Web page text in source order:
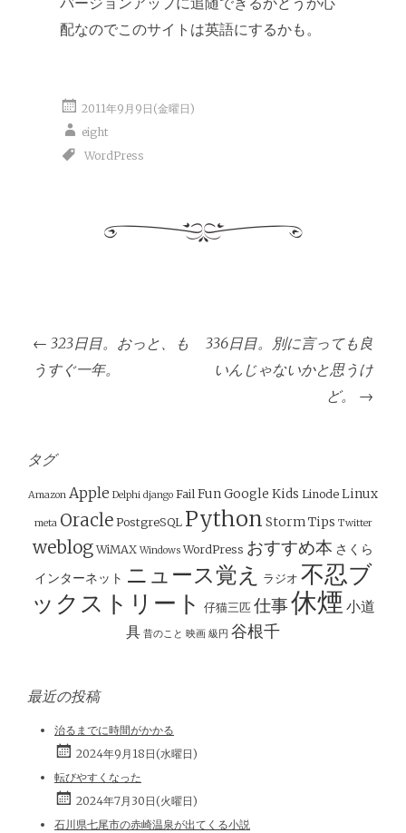
配なのでこのサイトは英語にするかも。
2011年9月9日(金曜日)
eight
WordPress
投
稿
ナ
ゲ
ー
シ
ョ
ン
← 323日目。おっと、も
うすぐ一年。
336日目。別に言っても良
いんじゃないかと思うけ
ど。 →
タグ
Amazon Apple Delphi django Fail FunGoogle Kids Linode Linux
meta Oracle PostgreSQL Python StormTips Twitter
weblog WiMAX Windows WordPress おすすめ本 さくら
インターネット ニュース覚え ラジオ 不忍ブ
ックストリート
仔猫三匹 仕事休煙 小道
具 昔のこと 映画 級円 谷根千
最近の投稿
治るまでに時間がかかる
2024年9月18日(水曜日)
転びやすくなった
2024年7月30日(火曜日)
石川県七尾市の赤崎温泉が出てくる小説